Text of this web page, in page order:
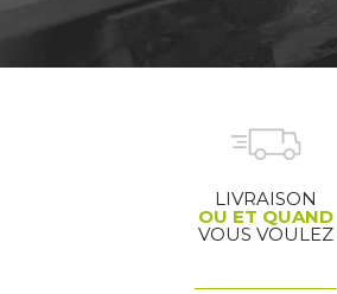
LIVRAISON
OU ET QUAND
VOUS VOULEZ